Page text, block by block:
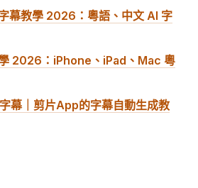
幕教學 2026：粵語、中文 AI 字
2026：iPhone、iPad、Mac 粵
幕｜剪片App的字幕自動生成教